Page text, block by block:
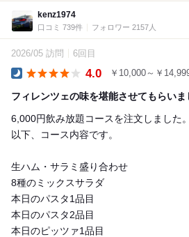
kenz1974
口コミ 739件 フォロワー 2157人
2026/05 訪問 6回目
4.0 ￥10,000～￥
フィレンツェの味を堪能させてもらいま
6,000円飲み放題コースを注文しました。
以下、コース内容です。
生ハム・サラミ盛り合わせ
8種のミックスサラダ
本日のパスタ1品目
本日のパスタ2品目
本日のピッツァ1品目